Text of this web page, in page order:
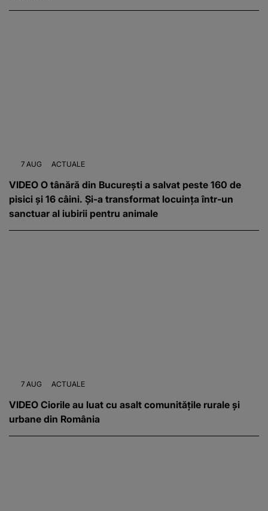
7 AUG ACTUALE
VIDEO O tânără din București a salvat peste 160 de
pisici și 16 câini. Și-a transformat locuința într-un
sanctuar al iubirii pentru animale
7 AUG ACTUALE
VIDEO Ciorile au luat cu asalt comunitățile rurale și
urbane din România